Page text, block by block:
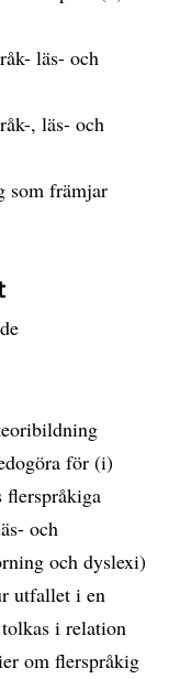
läs- och
, läs- och
som främjar
för (i)
flerspråkiga
och
och dyslexi)
utfallet i en
i relation
om flerspråkig